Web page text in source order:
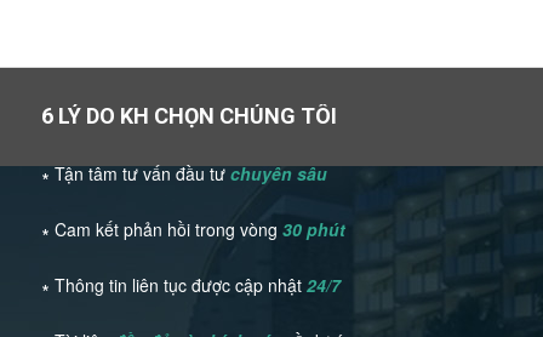
6 LÝ DO KH CHỌN CHÚNG TÔI
∗ Tận tâm tư vấn đầu tưchuyên sâu
∗ Cam kết phản hồi trong vòng 30 phút
∗ Thông tin liên tục được cập nhật 24/7